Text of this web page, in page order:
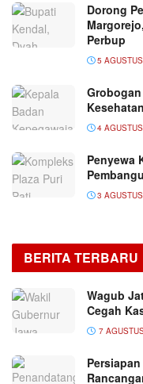
Dorong
Perbup
5
4
Penyewa
3
BERITA TERBARU
Wagub
Cegah
7